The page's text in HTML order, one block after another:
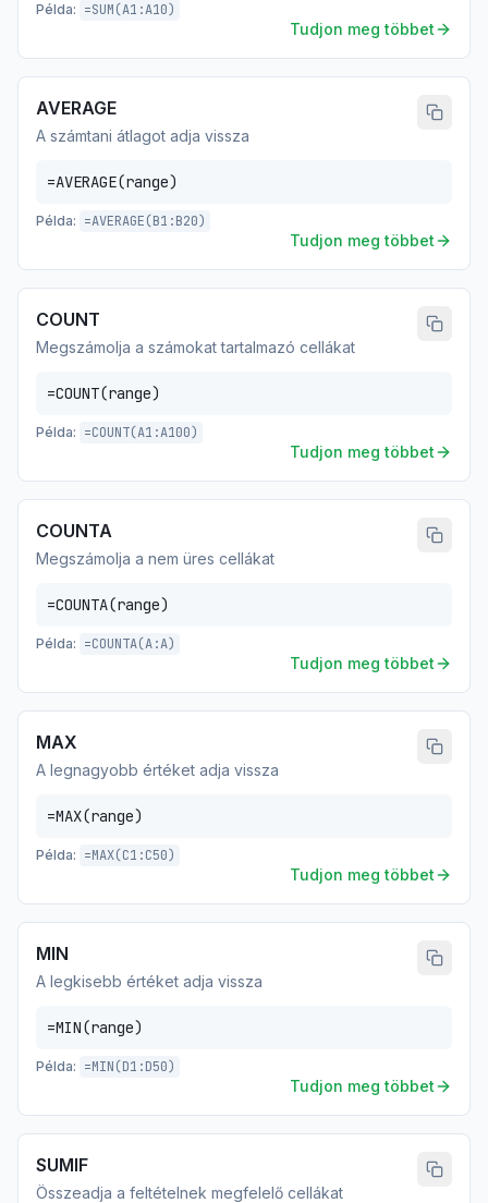
Példa: =SUM(A1:A10)
Tudjon meg többet
AVERAGE
A számtani átlagot adja vissza
=AVERAGE(range)
Példa: =AVERAGE(B1:B20)
Tudjon meg többet
COUNT
Megszámolja a számokat tartalmazó cellákat
=COUNT(range)
Példa: =COUNT(A1:A100)
Tudjon meg többet
COUNTA
Megszámolja a nem üres cellákat
=COUNTA(range)
Példa: =COUNTA(A:A)
Tudjon meg többet
MAX
A legnagyobb értéket adja vissza
=MAX(range)
Példa: =MAX(C1:C50)
Tudjon meg többet
MIN
A legkisebb értéket adja vissza
=MIN(range)
Példa: =MIN(D1:D50)
Tudjon meg többet
SUMIF
Összeadja a feltételnek megfelelő cellákat